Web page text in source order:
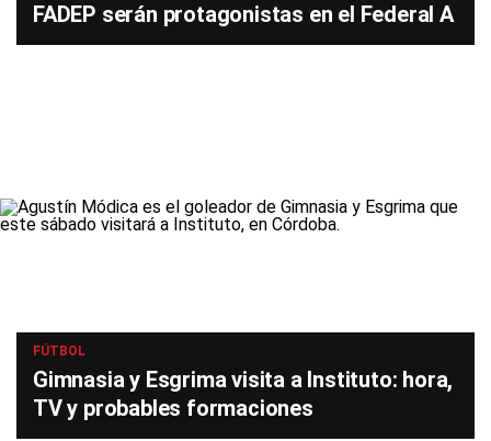
FADEP serán protagonistas en el Federal A
FÚTBOL
Gimnasia y Esgrima visita a Instituto: hora,
TV y probables formaciones